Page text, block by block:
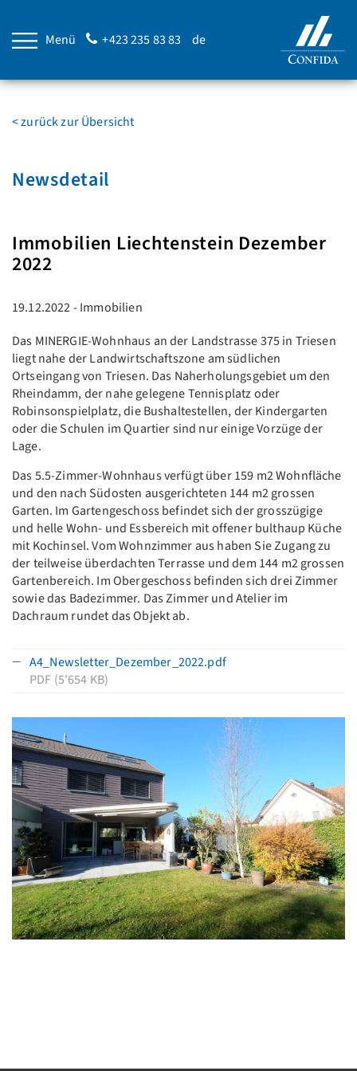
Menü +423 235 83 83 de
< zurück zur Übersicht
Newsdetail
Immobilien Liechtenstein Dezember
2022
19.12.2022 - Immobilien
Das MINERGIE-Wohnhaus an der Landstrasse 375 in Triesen
liegt nahe der Landwirtschaftszone am südlichen
Ortseingang von Triesen. Das Naherholungsgebiet um den
Rheindamm, der nahe gelegene Tennisplatz oder
Robinsonspielplatz, die Bushaltestellen, der Kindergarten
oder die Schulen im Quartier sind nur einige Vorzüge der
Lage.
Das 5.5-Zimmer-Wohnhaus verfügt über 159 m2 Wohnfläche
und den nach Südosten ausgerichteten 144 m2 grossen
Garten. Im Gartengeschoss befindet sich der grosszügige
und helle Wohn- und Essbereich mit offener bulthaup Küche
mit Kochinsel. Vom Wohnzimmer aus haben Sie Zugang zu
der teilweise überdachten Terrasse und dem 144 m2 grossen
Gartenbereich. Im Obergeschoss befinden sich drei Zimmer
sowie das Badezimmer. Das Zimmer und Atelier im
Dachraum rundet das Objekt ab.
A4_Newsletter_Dezember_2022.pdf
PDF (5'654 KB)